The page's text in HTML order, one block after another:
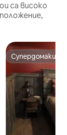
са високо
Супердомакин
Супердомакин